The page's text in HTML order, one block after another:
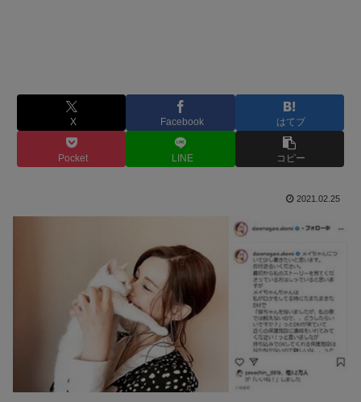
X Facebook はてブ
Pocket LINE コピー
2021.02.25